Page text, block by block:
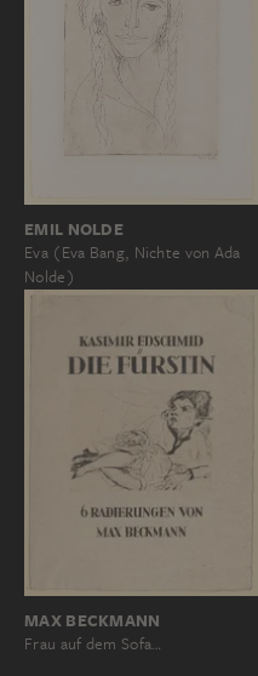
EMIL NOLDE
Eva (Eva Bang, Nichte von Ada
Nolde)
MAX BECKMANN
Frau auf dem Sofa…